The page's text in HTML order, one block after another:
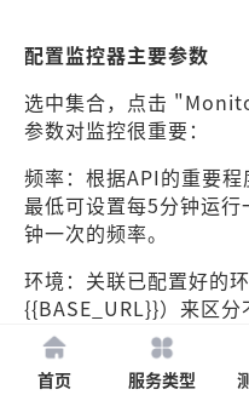
配置监控器主要参数
选中集合，点击
参数对监控很重要：
频率：根据API的重要
最低可设置每5分钟运
钟一次的频率。
环境：关联已配置好的
{{BASE_URL}}）来区分
的配置。
地域：Postman支持
首页 服务类型